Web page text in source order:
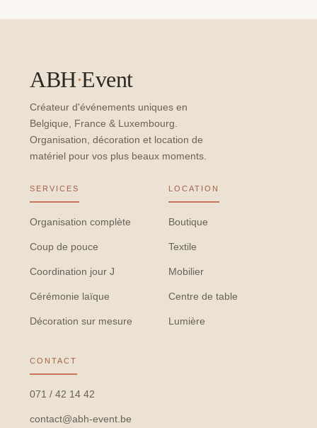
ABH·Event
Créateur d'événements uniques en
Belgique, France & Luxembourg.
Organisation, décoration et location de
matériel pour vos plus beaux moments.
SERVICES
Organisation complète
Coup de pouce
Coordination jour J
Cérémonie laïque
Décoration sur mesure
LOCATION
Boutique
Textile
Mobilier
Centre de table
Lumière
CONTACT
071 / 42 14 42
contact@abh-event.be